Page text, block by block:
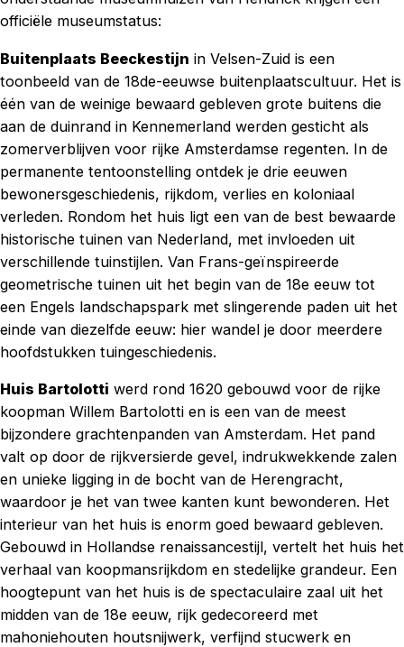
officiële museumstatus:
Buitenplaats Beeckestijn in Velsen-Zuid is een
toonbeeld van de 18de-eeuwse buitenplaatscultuur. Het is
één van de weinige bewaard gebleven grote buitens die
aan de duinrand in Kennemerland werden gesticht als
zomerverblijven voor rijke Amsterdamse regenten. In de
permanente tentoonstelling ontdek je drie eeuwen
bewonersgeschiedenis, rijkdom, verlies en koloniaal
verleden. Rondom het huis ligt een van de best bewaarde
historische tuinen van Nederland, met invloeden uit
verschillende tuinstijlen. Van Frans-geïnspireerde
geometrische tuinen uit het begin van de 18e eeuw tot
een Engels landschapspark met slingerende paden uit het
einde van diezelfde eeuw: hier wandel je door meerdere
hoofdstukken tuingeschiedenis.
Huis Bartolotti werd rond 1620 gebouwd voor de rijke
koopman Willem Bartolotti en is een van de meest
bijzondere grachtenpanden van Amsterdam. Het pand
valt op door de rijkversierde gevel, indrukwekkende zalen
en unieke ligging in de bocht van de Herengracht,
waardoor je het van twee kanten kunt bewonderen. Het
interieur van het huis is enorm goed bewaard gebleven.
Gebouwd in Hollandse renaissancestijl, vertelt het huis het
verhaal van koopmansrijkdom en stedelijke grandeur. Een
hoogtepunt van het huis is de spectaculaire zaal uit het
midden van de 18e eeuw, rijk gedecoreerd met
mahoniehouten houtsnijwerk, verfijnd stucwerk en